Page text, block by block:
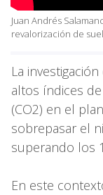
Juan Andrés
revalorización de
La
altos índices
(CO2) en el
sobrepasar el
superando los
En este